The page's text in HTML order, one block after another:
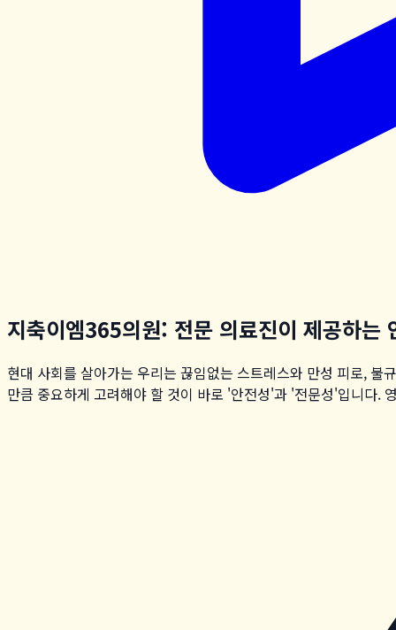
지축이엠365의원: 전문 의료진이 제공하는
현대 사회를 살아가는 우리는 끊임없는 스트레스와 만성 피로,
만큼 중요하게 고려해야 할 것이 바로 '안전성'과 '전문성'입니다.